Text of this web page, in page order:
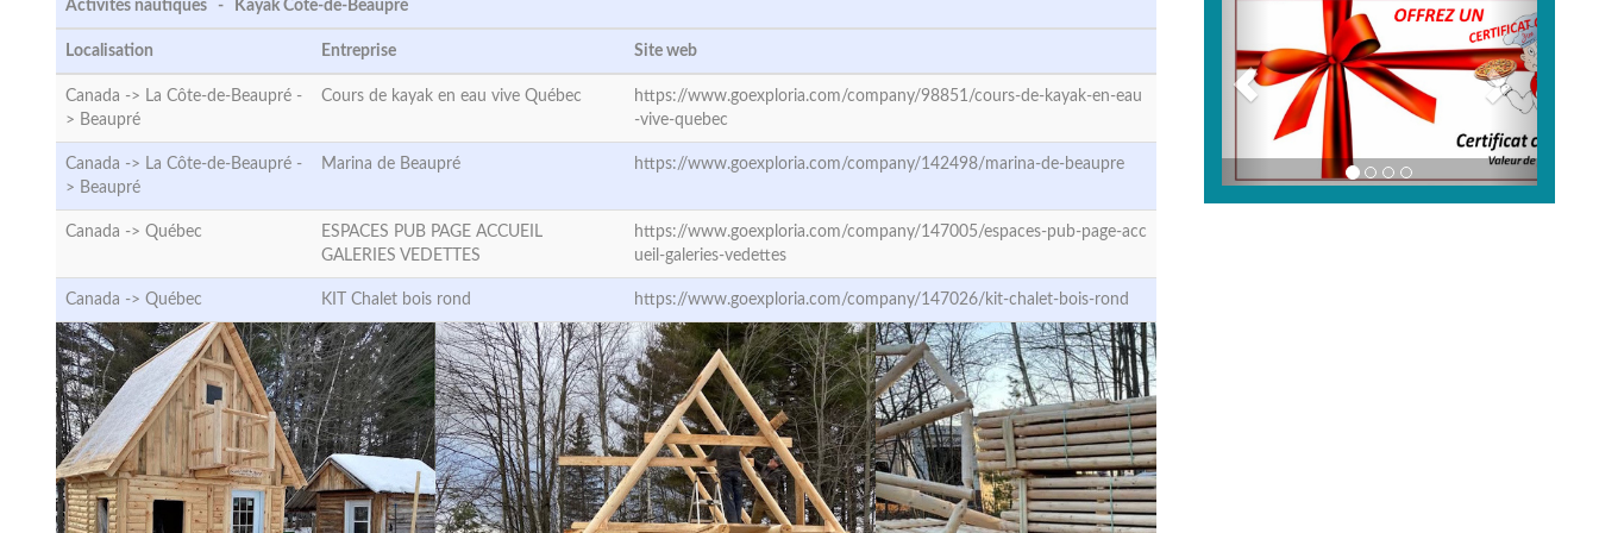
Activités nautiques - Kayak Côte-de-Beaupré
Localisation Entreprise Site web
Canada -> La Côte-de-Beaupré -
> Beaupré
Cours de kayak en eau vive Québec
https://www.goexploria.com/company/98851/cours-de-kayak-en-eau
-vive-quebec
Canada -> La Côte-de-Beaupré -
> Beaupré
Marina de Beaupré https://www.goexploria.com/company/142498/marina-de-beaupre
Canada -> Québec
ESPACES PUB PAGE ACCUEIL
GALERIES VEDETTES
https://www.goexploria.com/company/147005/espaces-pub-page-acc
ueil-galeries-vedettes
Canada -> Québec KIT Chalet bois rond https://www.goexploria.com/company/147026/kit-chalet-bois-rond